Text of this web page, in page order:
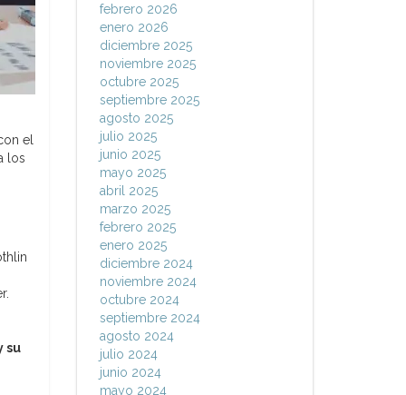
el
los
su
febrero 2026
enero 2026
diciembre 2025
noviembre 2025
octubre 2025
septiembre 2025
agosto 2025
julio 2025
junio 2025
mayo 2025
abril 2025
marzo 2025
febrero 2025
enero 2025
diciembre 2024
noviembre 2024
octubre 2024
septiembre 2024
agosto 2024
julio 2024
junio 2024
mayo 2024